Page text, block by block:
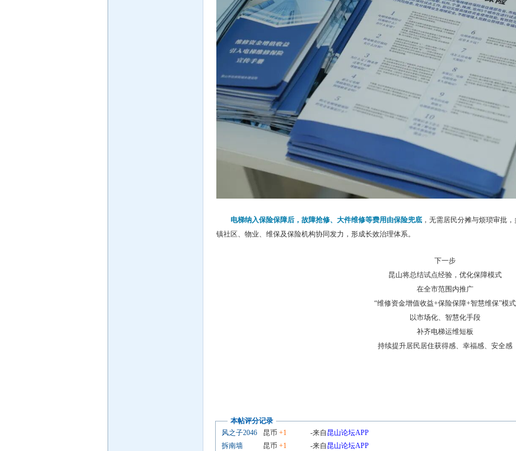
电梯纳入保险保障后，故障抢修、大件维修等费用由保险兜底 ，无需居民分摊与烦琐审批
镇社区、物业、维保及保险机构协同发力，形成长效治理体系。
下一步
昆山将总结试点经验，优化保障模式
在全市范围内推广
“维修资金增值收益+保险保障+智慧维保”模式
以市场化、智慧化手段
补齐电梯运维短板
持续提升居民居住获得感、幸福感、安全感
本帖评分记录
风之子2046
昆币 +1 -来自 昆山论坛APP
拆南墙
昆币 +1 -来自 昆山论坛APP